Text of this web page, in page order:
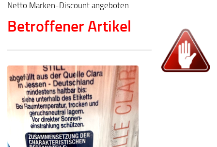
Netto Marken-Discount angeboten.
Betroffener Artikel